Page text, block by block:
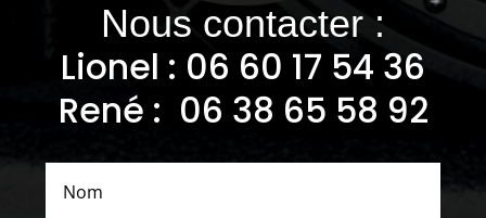
Nous contacter :
Lionel : 06 60 17 54 36
René : 06 38 65 58 92